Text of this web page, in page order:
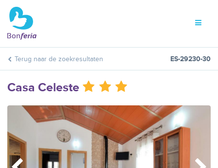
Terug naar de zoekresultaten ES-29230-30
Casa Celeste